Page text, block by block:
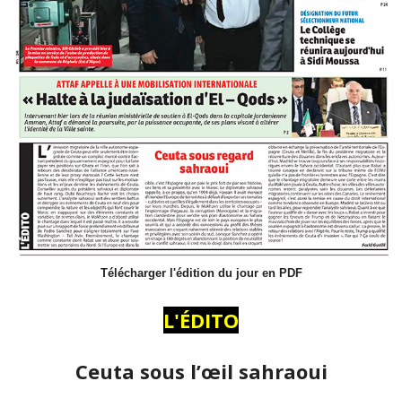
Télécharger l'édition du jour en PDF
L'ÉDITO
Ceuta sous l’œil sahraoui